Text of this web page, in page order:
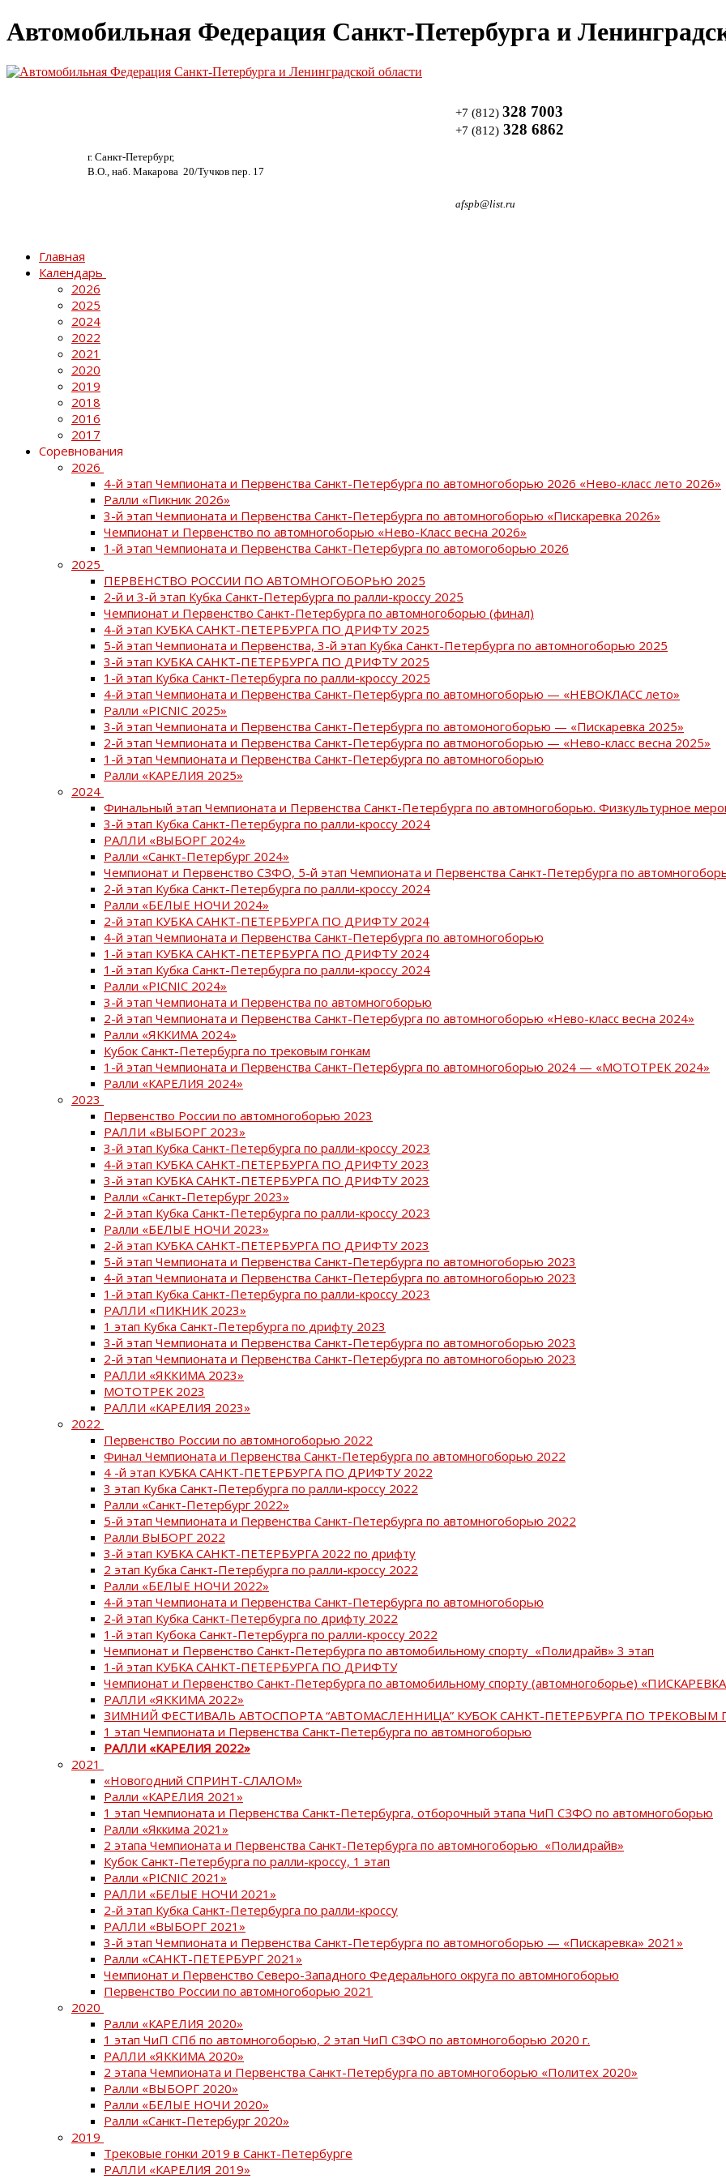
Автомобильная Федерация Санкт-Петербурга и
г. Санкт-Петербург,
В.О., наб. Макарова 20/Тучков пер. 17
+7 (812) 328 7003
+7 (812) 328 6862
afspb@list.ru
Главная
Календарь
2026
2025
2024
2022
2021
2020
2019
2018
2016
2017
Соревнования
2026
4-й этап Чемпионата и Первенства Санкт-Петербурга по автомногоборью 2026 «Нево-класс лето 2026»
Ралли «Пикник 2026»
3-й этап Чемпионата и Первенства Санкт-Петербурга по автомногоборью «Пискаревка 2026»
Чемпионат и Первенство по автомногоборью «Нево-Класс весна 2026»
1-й этап Чемпионата и Первенства Санкт-Петербурга по автомогоборью 2026
2025
ПЕРВЕНСТВО РОССИИ ПО АВТОМНОГОБОРЬЮ 2025
2-й и 3-й этап Кубка Санкт-Петербурга по ралли-кроссу 2025
Чемпионат и Первенство Санкт-Петербурга по автомногоборью (финал)
4-й этап КУБКА САНКТ-ПЕТЕРБУРГА ПО ДРИФТУ 2025
5-й этап Чемпионата и Первенства, 3-й этап Кубка Санкт-Петербурга по автомногоборью 2025
3-й этап КУБКА САНКТ-ПЕТЕРБУРГА ПО ДРИФТУ 2025
1-й этап Кубка Санкт-Петербурга по ралли-кроссу 2025
4-й этап Чемпионата и Первенства Санкт-Петербурга по автомногоборью — «НЕВОКЛАСС лето»
Ралли «PICNIC 2025»
3-й этап Чемпионата и Первенства Санкт-Петербурга по автомоногоборью — «Пискаревка 2025»
2-й этап Чемпионата и Первенства Санкт-Петербурга по автмоногоборью — «Нево-класс весна 2025»
1-й этап Чемпионата и Первенства Санкт-Петербурга по автомногоборью
Ралли «КАРЕЛИЯ 2025»
2024
Финальный этап Чемпионата и Первенства Санкт-Петербурга по автомногоборью. Физкультурное
3-й этап Кубка Санкт-Петербурга по ралли-кроссу 2024
РАЛЛИ «ВЫБОРГ 2024»
Ралли «Санкт-Петербург 2024»
Чемпионат и Первенство СЗФО, 5-й этап Чемпионата и Первенства Санкт-Петербурга по
2-й этап Кубка Санкт-Петербурга по ралли-кроссу 2024
Ралли «БЕЛЫЕ НОЧИ 2024»
2-й этап КУБКА САНКТ-ПЕТЕРБУРГА ПО ДРИФТУ 2024
4-й этап Чемпионата и Первенства Санкт-Петербурга по автомногоборью
1-й этап КУБКА САНКТ-ПЕТЕРБУРГА ПО ДРИФТУ 2024
1-й этап Кубка Санкт-Петербурга по ралли-кроссу 2024
Ралли «PICNIC 2024»
3-й этап Чемпионата и Первенства по автомногоборью
2-й этап Чемпионата и Первенства Санкт-Петербурга по автомногоборью «Нево-класс весна 2024»
Ралли «ЯККИМА 2024»
Кубок Санкт-Петербурга по трековым гонкам
1-й этап Чемпионата и Первенства Санкт-Петербурга по автомногоборью 2024 — «МОТОТРЕК 2024»
Ралли «КАРЕЛИЯ 2024»
2023
Первенство России по автомногоборью 2023
РАЛЛИ «ВЫБОРГ 2023»
3-й этап Кубка Санкт-Петербурга по ралли-кроссу 2023
4-й этап КУБКА САНКТ-ПЕТЕРБУРГА ПО ДРИФТУ 2023
3-й этап КУБКА САНКТ-ПЕТЕРБУРГА ПО ДРИФТУ 2023
Ралли «Санкт-Петербург 2023»
2-й этап Кубка Санкт-Петербурга по ралли-кроссу 2023
Ралли «БЕЛЫЕ НОЧИ 2023»
2-й этап КУБКА САНКТ-ПЕТЕРБУРГА ПО ДРИФТУ 2023
5-й этап Чемпионата и Первенства Санкт-Петербурга по автомногоборью 2023
4-й этап Чемпионата и Первенства Санкт-Петербурга по автомногоборью 2023
1-й этап Кубка Санкт-Петербурга по ралли-кроссу 2023
РАЛЛИ «ПИКНИК 2023»
1 этап Кубка Санкт-Петербурга по дрифту 2023
3-й этап Чемпионата и Первенства Санкт-Петербурга по автомногоборью 2023
2-й этап Чемпионата и Первенства Санкт-Петербурга по автомногоборью 2023
РАЛЛИ «ЯККИМА 2023»
МОТОТРЕК 2023
РАЛЛИ «КАРЕЛИЯ 2023»
2022
Первенство России по автомногоборью 2022
Финал Чемпионата и Первенства Санкт-Петербурга по автомногоборью 2022
4 -й этап КУБКА САНКТ-ПЕТЕРБУРГА ПО ДРИФТУ 2022
3 этап Кубка Санкт-Петербурга по ралли-кроссу 2022
Ралли «Санкт-Петербург 2022»
5-й этап Чемпионата и Первенства Санкт-Петербурга по автомногоборью 2022
Ралли ВЫБОРГ 2022
3-й этап КУБКА САНКТ-ПЕТЕРБУРГА 2022 по дрифту
2 этап Кубка Санкт-Петербурга по ралли-кроссу 2022
Ралли «БЕЛЫЕ НОЧИ 2022»
4-й этап Чемпионата и Первенства Санкт-Петербурга по автомногоборью
2-й этап Кубка Санкт-Петербурга по дрифту 2022
1-й этап Кубока Санкт-Петербурга по ралли-кроссу 2022
Чемпионат и Первенство Санкт-Петербурга по автомобильному спорту «Полидрайв» 3 этап
1-й этап КУБКА САНКТ-ПЕТЕРБУРГА ПО ДРИФТУ
Чемпионат и Первенство Санкт-Петербурга по автомобильному спорту (автомногоборье)
РАЛЛИ «ЯККИМА 2022»
ЗИМНИЙ ФЕСТИВАЛЬ АВТОСПОРТА “АВТОМАСЛЕННИЦА” КУБОК САНКТ-ПЕТЕРБУРГА ПО ТРЕКОВЫМ
1 этап Чемпионата и Первенства Санкт-Петербурга по автомногоборью
РАЛЛИ «КАРЕЛИЯ 2022»
2021
«Новогодний СПРИНТ-СЛАЛОМ»
Ралли «КАРЕЛИЯ 2021»
1 этап Чемпионата и Первенства Санкт-Петербурга, отборочный этапа ЧиП СЗФО по автомногоборью
Ралли «Яккима 2021»
2 этапа Чемпионата и Первенства Санкт-Петербурга по автомногоборью «Полидрайв»
Кубок Санкт-Петербурга по ралли-кроссу, 1 этап
Ралли «PICNIC 2021»
РАЛЛИ «БЕЛЫЕ НОЧИ 2021»
2-й этап Кубка Санкт-Петербурга по ралли-кроссу
РАЛЛИ «ВЫБОРГ 2021»
3-й этап Чемпионата и Первенства Санкт-Петербурга по автомногоборью — «Пискаревка» 2021»
Ралли «САНКТ-ПЕТЕРБУРГ 2021»
Чемпионат и Первенство Северо-Западного Федерального округа по автомногоборью
Первенство России по автомногоборью 2021
2020
Ралли «КАРЕЛИЯ 2020»
1 этап ЧиП СПб по автомногоборью, 2 этап ЧиП СЗФО по автомногоборью 2020 г.
РАЛЛИ «ЯККИМА 2020»
2 этапа Чемпионата и Первенства Санкт-Петербурга по автомногоборью «Политех 2020»
Ралли «ВЫБОРГ 2020»
Ралли «БЕЛЫЕ НОЧИ 2020»
Ралли «Санкт-Петербург 2020»
2019
Трековые гонки 2019 в Санкт-Петербурге
РАЛЛИ «КАРЕЛИЯ 2019»